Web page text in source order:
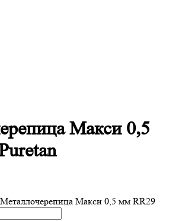
Макси 0,5
Металлочерепица Макси 0,5 мм RR29